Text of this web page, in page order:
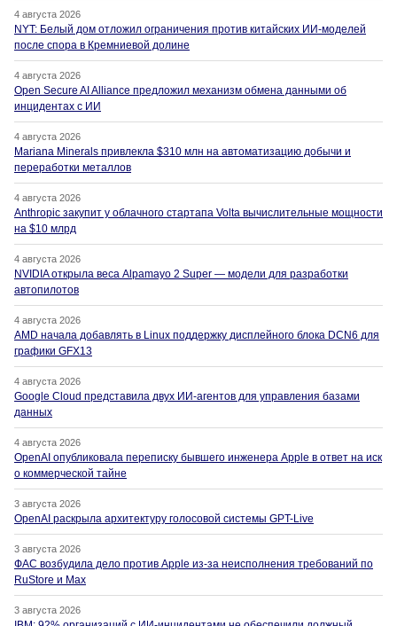
4 августа 2026
NYT: Белый дом отложил ограничения против китайских ИИ-моделей
после спора в Кремниевой долине
4 августа 2026
Open Secure AI Alliance предложил механизм обмена данными об
инцидентах с ИИ
4 августа 2026
Mariana Minerals привлекла $310 млн на автоматизацию добычи и
переработки металлов
4 августа 2026
Anthropic закупит у облачного стартапа Volta вычислительные мощности
на $10 млрд
4 августа 2026
NVIDIA открыла веса Alpamayo 2 Super — модели для разработки
автопилотов
4 августа 2026
AMD начала добавлять в Linux поддержку дисплейного блока DCN6 для
графики GFX13
4 августа 2026
Google Cloud представила двух ИИ-агентов для управления базами
данных
4 августа 2026
OpenAI опубликовала переписку бывшего инженера Apple в ответ на иск
о коммерческой тайне
3 августа 2026
OpenAI раскрыла архитектуру голосовой системы GPT-Live
3 августа 2026
ФАС возбудила дело против Apple из-за неисполнения требований по
RuStore и Max
3 августа 2026